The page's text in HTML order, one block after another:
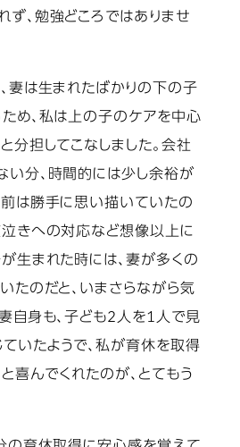
、勉強どころではありませ
妻は生まれたばかりの下の子
め、私は上の子のケアを中心
分担してこなしました。会社
い分、時間的には少し余裕が
前は勝手に思い描いていたの
泣きへの対応など想像以上に
生まれた時には、妻が多くの
たのだと、いまさらながら気
自身も、子ども2人を1人で見
いたようで、私が育休を取得
と喜んでくれたのが、とてもう